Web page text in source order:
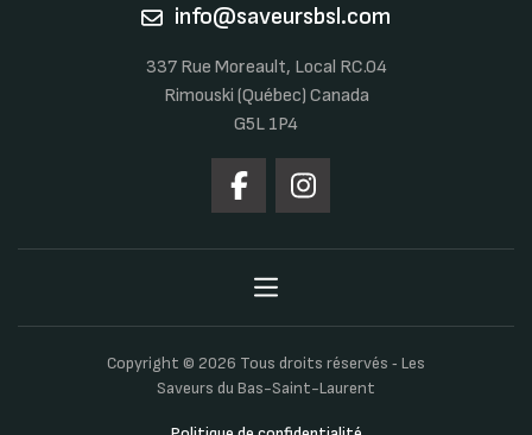
info@saveursbsl.com
337 Rue Moreault, Local RC.04
Rimouski (Québec) Canada
G5L 1P4
Copyright © 2026 Tous droits réservés ‐ Les
Saveurs du Bas-Saint-Laurent